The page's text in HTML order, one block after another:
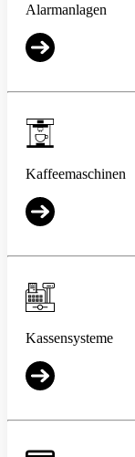
Alarmanlagen
Kaffeemaschinen
Kassensysteme